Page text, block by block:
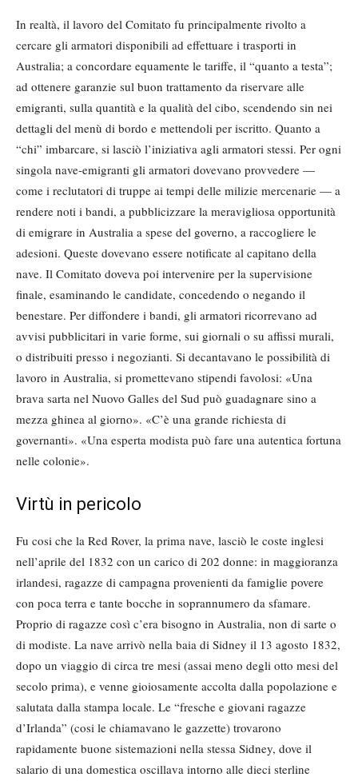
In realtà, il lavoro del Comitato fu principalmente rivolto a
cercare gli armatori disponibili ad effettuare i trasporti in
Australia; a concordare equamente le tariffe, il “quanto a testa”;
ad ottenere garanzie sul buon trattamento da riservare alle
emigranti, sulla quantità e la qualità del cibo, scendendo sin nei
dettagli del menù di bordo e mettendoli per iscritto. Quanto a
“chi” imbarcare, si lasciò l’iniziativa agli armatori stessi. Per ogni
singola nave-emigranti gli armatori dovevano provvedere —
come i reclutatori di truppe ai tempi delle milizie mercenarie — a
rendere noti i bandi, a pubblicizzare la meravigliosa opportunità
di emigrare in Australia a spese del governo, a raccogliere le
adesioni. Queste dovevano essere notificate al capitano della
nave. Il Comitato doveva poi intervenire per la supervisione
finale, esaminando le candidate, concedendo o negando il
benestare. Per diffondere i bandi, gli armatori ricorrevano ad
avvisi pubblicitari in varie forme, sui giornali o su affissi murali,
o distribuiti presso i negozianti. Si decantavano le possibilità di
lavoro in Australia, si promettevano stipendi favolosi: «Una
brava sarta nel Nuovo Galles del Sud può guadagnare sino a
mezza ghinea al giorno». «C’è una grande richiesta di
governanti». «Una esperta modista può fare una autentica fortuna
nelle colonie».
Virtù in pericolo
Fu cosi che la Red Rover, la prima nave, lasciò le coste inglesi
nell’aprile del 1832 con un carico di 202 donne: in maggioranza
irlandesi, ragazze di campagna provenienti da famiglie povere
con poca terra e tante bocche in soprannumero da sfamare.
Proprio di ragazze così c’era bisogno in Australia, non di sarte o
di modiste. La nave arrivò nella baia di Sidney il 13 agosto 1832,
dopo un viaggio di circa tre mesi (assai meno degli otto mesi del
secolo prima), e venne gioiosamente accolta dalla popolazione e
salutata dalla stampa locale. Le “fresche e giovani ragazze
d’Irlanda” (cosi le chiamavano le gazzette) trovarono
rapidamente buone sistemazioni nella stessa Sidney, dove il
salario di una domestica oscillava intorno alle dieci sterline